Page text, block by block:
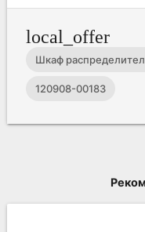
local_offer
Шкаф
120908-00183